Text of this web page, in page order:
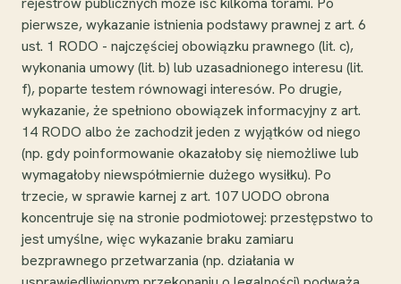
pierwsze, wykazanie istnienia podstawy prawnej z art. 6
ust. 1 RODO - najczęściej obowiązku prawnego (lit. c),
wykonania umowy (lit. b) lub uzasadnionego interesu (lit.
f), poparte testem równowagi interesów. Po drugie,
wykazanie, że spełniono obowiązek informacyjny z art.
14 RODO albo że zachodził jeden z wyjątków od niego
(np. gdy poinformowanie okazałoby się niemożliwe lub
wymagałoby niewspółmiernie dużego wysiłku). Po
trzecie, w sprawie karnej z art. 107 UODO obrona
koncentruje się na stronie podmiotowej: przestępstwo to
jest umyślne, więc wykazanie braku zamiaru
bezprawnego przetwarzania (np. działania w